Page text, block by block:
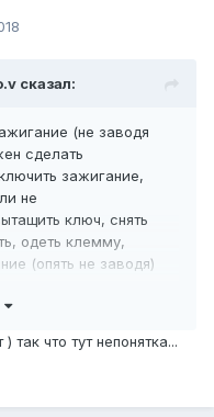
сказал:
(не заводя
сделать
зажигание,
не
ключ, снять
одеть клемму,
(опять не заводя)
что тут непонятка...